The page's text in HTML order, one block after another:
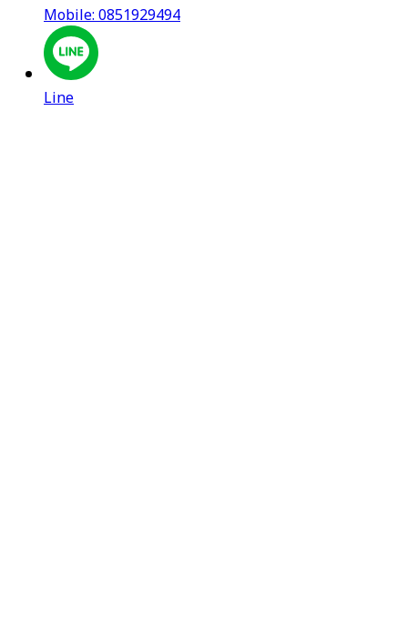
Mobile: 0851929494
Line